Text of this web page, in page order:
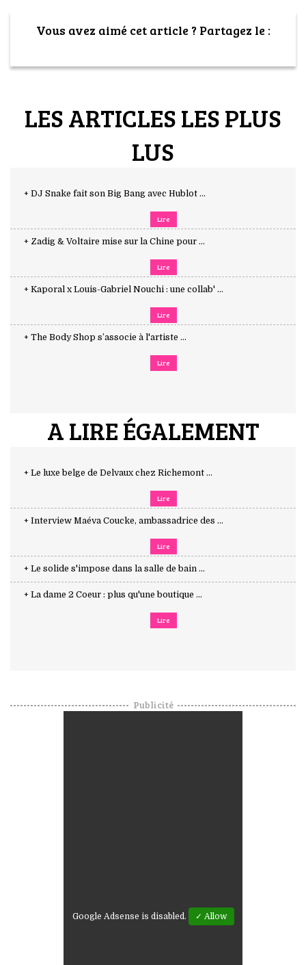
Vous avez aimé cet article ? Partagez le :
LES ARTICLES LES PLUS
LUS
+ DJ Snake fait son Big Bang avec Hublot ...
Lire
+ Zadig & Voltaire mise sur la Chine pour ...
Lire
+ Kaporal x Louis-Gabriel Nouchi : une collab' ...
Lire
+ The Body Shop s’associe à l'artiste ...
Lire
A LIRE ÉGALEMENT
+ Le luxe belge de Delvaux chez Richemont ...
Lire
+ Interview Maéva Coucke, ambassadrice des ...
Lire
+ Le solide s'impose dans la salle de bain ...
+ La dame 2 Coeur : plus qu'une boutique ...
Lire
Publicité
Google Adsense is disabled. ✓ Allow